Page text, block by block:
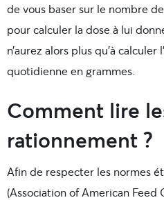
de vous baser sur le nombre
pour calculer la dose à lui
n’aurez alors plus qu’à
quotidienne en grammes.
Comment lire
rationnement ?
Afin de respecter les normes
(Association of American